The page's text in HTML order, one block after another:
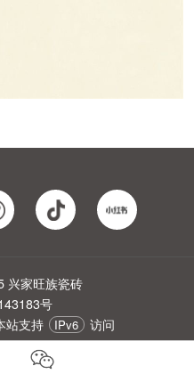
兴家旺族瓷砖
号
站支持 IPv6 访问